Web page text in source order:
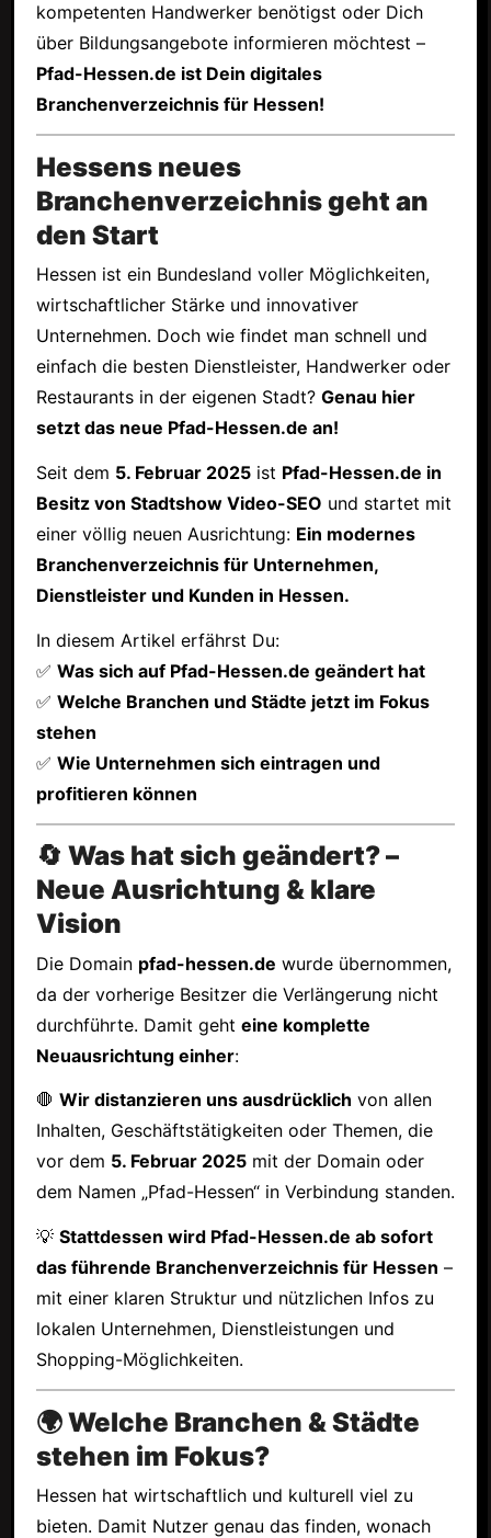
kompetenten Handwerker benötigst oder Dich
über Bildungsangebote informieren möchtest –
Pfad-Hessen.de ist Dein digitales
Branchenverzeichnis für Hessen!
Hessens neues
Branchenverzeichnis geht an
den Start
Hessen ist ein Bundesland voller Möglichkeiten,
wirtschaftlicher Stärke und innovativer
Unternehmen. Doch wie findet man schnell und
einfach die besten Dienstleister, Handwerker oder
Restaurants in der eigenen Stadt? Genau hier
setzt das neue Pfad-Hessen.de an!
Seit dem 5. Februar 2025ist Pfad-Hessen.de in
Besitz von Stadtshow Video-SEO und startet mit
einer völlig neuen Ausrichtung: Ein modernes
Branchenverzeichnis für Unternehmen,
Dienstleister und Kunden in Hessen.
In diesem Artikel erfährst Du:
✅ Was sich auf Pfad-Hessen.de geändert hat
✅ Welche Branchen und Städte jetzt im Fokus
stehen
✅ Wie Unternehmen sich eintragen und
profitieren können
🔄 Was hat sich geändert? –
Neue Ausrichtung & klare
Vision
Die Domain pfad-hessen.de wurde übernommen,
da der vorherige Besitzer die Verlängerung nicht
durchführte. Damit geht eine komplette
Neuausrichtung einher:
🛑 Wir distanzieren uns ausdrücklich von allen
Inhalten, Geschäftstätigkeiten oder Themen, die
vor dem 5. Februar 2025mit der Domain oder
dem Namen „Pfad-Hessen“ in Verbindung standen.
💡 Stattdessen wird Pfad-Hessen.de ab sofort
das führende Branchenverzeichnis für Hessen –
mit einer klaren Struktur und nützlichen Infos zu
lokalen Unternehmen, Dienstleistungen und
Shopping-Möglichkeiten.
🌍 Welche Branchen & Städte
stehen im Fokus?
Hessen hat wirtschaftlich und kulturell viel zu
bieten. Damit Nutzer genau das finden, wonach